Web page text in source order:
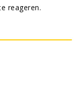
reageren.